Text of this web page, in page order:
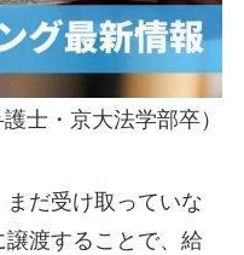
護士・京大法学部卒）
まだ受け取っていな
渡することで、給